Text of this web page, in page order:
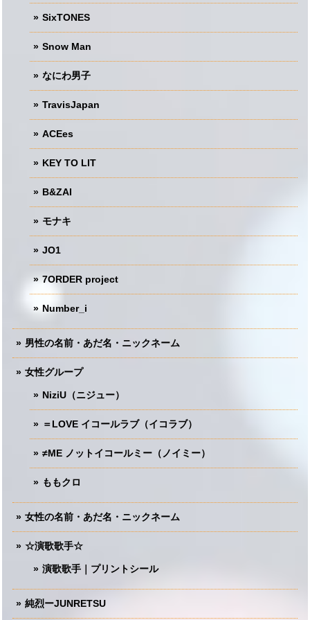
SixTONES
Snow Man
なにわ男子
TravisJapan
ACEes
KEY TO LIT
B&ZAI
モナキ
JO1
7ORDER project
Number_i
男性の名前・あだ名・ニックネーム
女性グループ
NiziU（ニジュー）
＝LOVE イコールラブ（イコラブ）
≠ME ノットイコールミー（ノイミー）
ももクロ
女性の名前・あだ名・ニックネーム
☆演歌歌手☆
演歌歌手｜プリントシール
純烈ーJUNRETSU